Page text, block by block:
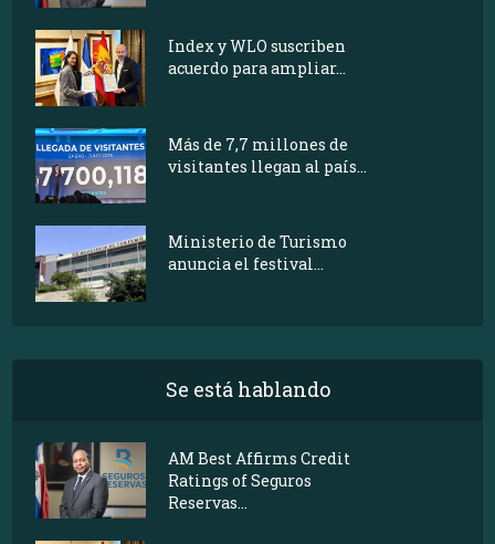
Index y WLO suscriben
acuerdo para ampliar...
Más de 7,7 millones de
visitantes llegan al país...
Ministerio de Turismo
anuncia el festival...
Se está hablando
AM Best Affirms Credit
Ratings of Seguros
Reservas...